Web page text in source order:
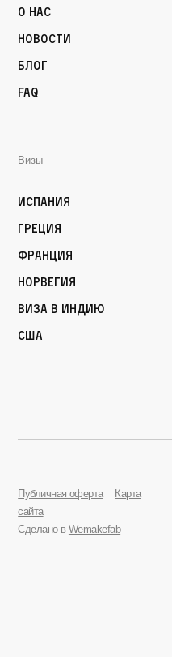
О нас
Новости
Блог
FAQ
Визы
Испания
Греция
Франция
Норвегия
Виза в Индию
США
Публичная оферта
Карта
сайта
Сделано в Wemakefab